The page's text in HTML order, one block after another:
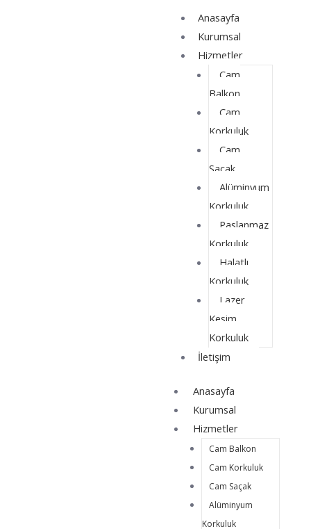
Anasayfa
Kurumsal
Hizmetler
Cam
Balkon
Cam
Korkuluk
Cam
Saçak
Alüminyum
Korkuluk
Paslanmaz
Korkuluk
Halatlı
Korkuluk
Lazer
Kesim
Korkuluk
İletişim
Anasayfa
Kurumsal
Hizmetler
Cam Balkon
Cam Korkuluk
Cam Saçak
Alüminyum
Korkuluk